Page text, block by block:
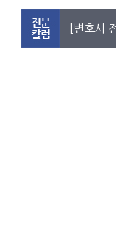
[변호사